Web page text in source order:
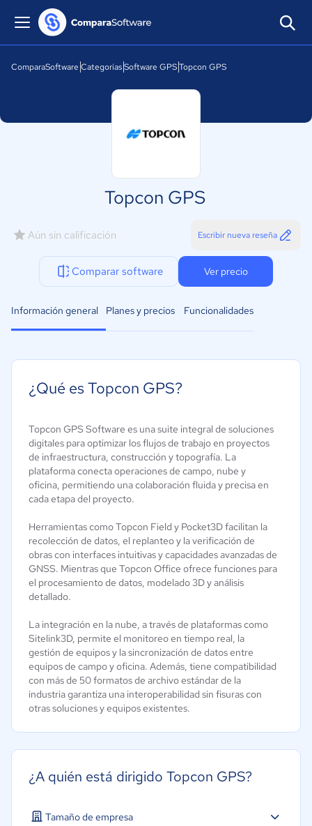
ComparaSoftware CategoríasSoftware GPSTopcon GPS
Topcon GPS
Aún sin calificación Escribir nueva reseña
Comparar software Ver precio
Información general Planes y precios Funcionalidades
¿Qué es Topcon GPS?
Topcon GPS Software es una suite integral de soluciones
digitales para optimizar los flujos de trabajo en proyectos
de infraestructura, construcción y topografía. La
plataforma conecta operaciones de campo, nube y
oficina, permitiendo una colaboración fluida y precisa en
cada etapa del proyecto.​
Herramientas como Topcon Field y Pocket3D facilitan la
recolección de datos, el replanteo y la verificación de
obras con interfaces intuitivas y capacidades avanzadas de
GNSS. Mientras que Topcon Office ofrece funciones para
el procesamiento de datos, modelado 3D y análisis
detallado.
La integración en la nube, a través de plataformas como
Sitelink3D, permite el monitoreo en tiempo real, la
gestión de equipos y la sincronización de datos entre
equipos de campo y oficina. Además, tiene compatibilidad
con más de 50 formatos de archivo estándar de la
industria garantiza una interoperabilidad sin fisuras con
otras soluciones y equipos existentes.
¿A quién está dirigido Topcon GPS?
Tamaño de empresa